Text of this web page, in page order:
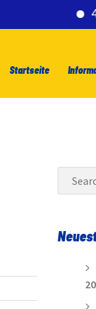
40.
Startseite
Search